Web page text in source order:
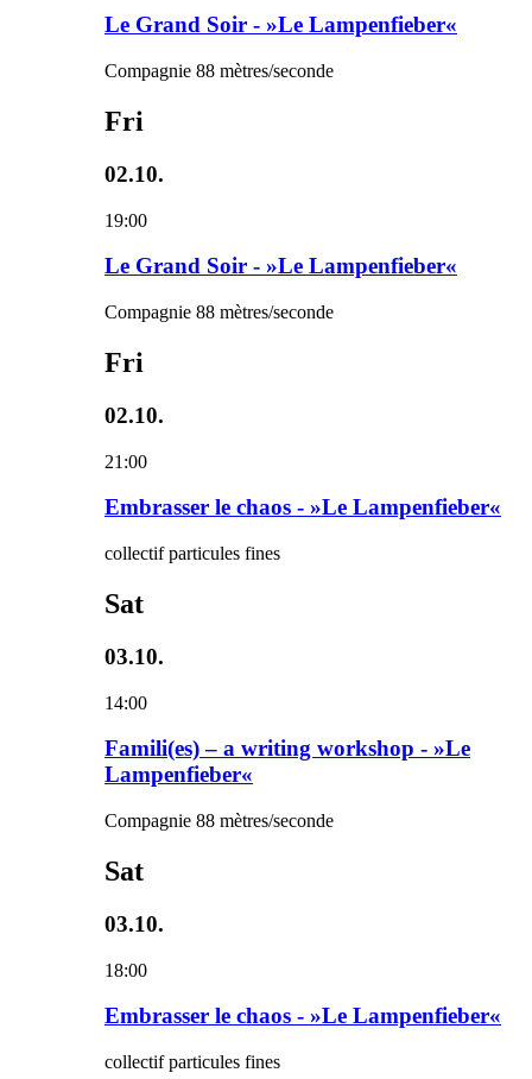
Le Grand Soir - »Le Lampenfieber«
Compagnie 88 mètres/seconde
Fri
02.10.
19:00
Le Grand Soir - »Le Lampenfieber«
Compagnie 88 mètres/seconde
Fri
02.10.
21:00
Embrasser le chaos - »Le Lampenfieber«
collectif particules fines
Sat
03.10.
14:00
Famili(es) – a writing workshop - »Le
Lampenfieber«
Compagnie 88 mètres/seconde
Sat
03.10.
18:00
Embrasser le chaos - »Le Lampenfieber«
collectif particules fines